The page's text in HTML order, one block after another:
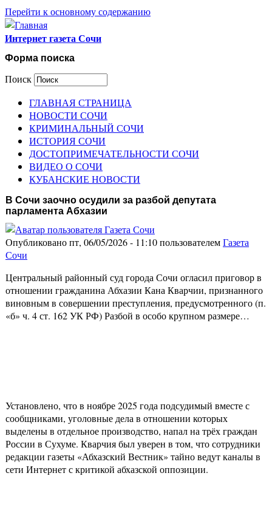
Перейти к основному содержанию
Интернет газета Сочи
Форма поиска
Поиск
ГЛАВНАЯ СТРАНИЦА
НОВОСТИ СОЧИ
КРИМИНАЛЬНЫЙ СОЧИ
ИСТОРИЯ СОЧИ
ДОСТОПРИМЕЧАТЕЛЬНОСТИ СОЧИ
ВИДЕО О СОЧИ
КУБАНСКИЕ НОВОСТИ
В Сочи заочно осудили за разбой депутата
парламента Абхазии
Опубликовано пт, 06/05/2026 - 11:10 пользователемГазета
Сочи
Центральный районный суд города Сочи огласил приговор в
отношении гражданина Абхазии Кана Кварчии, признанного
виновным в совершении преступления, предусмотренного (п.
«б» ч. 4 ст. 162 УК РФ) Разбой в особо крупном размере…
Установлено, что в ноябре 2025 года подсудимый вместе с
сообщниками, уголовные дела в отношении которых
выделены в отдельное производство, напал на трёх граждан
России в Сухуме. Кварчия был уверен в том, что сотрудники
редакции газеты «Абхазский Вестник» тайно ведут каналы в
сети Интернет с критикой абхазской оппозиции.